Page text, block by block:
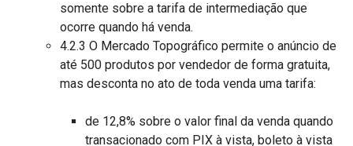
somente sobre a tarifa de intermediação que
ocorre quando há venda.
4.2.3 O Mercado Topográfico permite o anúncio de
até 500 produtos por vendedor de forma gratuita,
mas desconta no ato de toda venda uma tarifa:
de 12,8% sobre o valor final da venda quando
transacionado com PIX à vista, boleto à vista